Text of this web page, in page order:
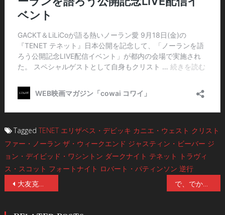
Tagged TENET エリザベス・デビッキ カニエ・ウェスト クリスト
ファー・ノーラン ザ・ウィークエンド ジャスティン・ビーバー ジ
ョン・デイビッド・ワシントン ダークナイト テネット
トラヴィ
ス・スコット フォートナイト ロバート・パティンソン 逆行
投大友克洋『AKIRA』第1巻、講談社コミックス史上初の100刷突破！ 発売から36年越しの偉業達成！大友克洋氏のコメントあり。 で、でかい！世界初！実物大のゴジラ・アトラクションが10/10、淡路島にオープン決定！特典付きWebチケットを9/25より販売開始！『シン・ゴジラ』のあの人ほか豪華俳優陣が出演するアトラクション映像の情報も公開！